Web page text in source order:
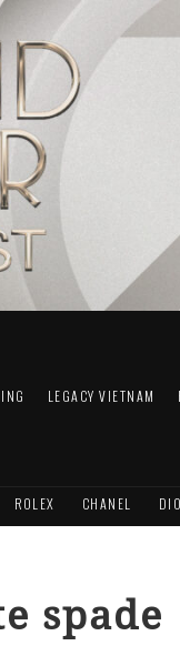
LEGACY VIETNAM
ROLEX CHANEL
spade